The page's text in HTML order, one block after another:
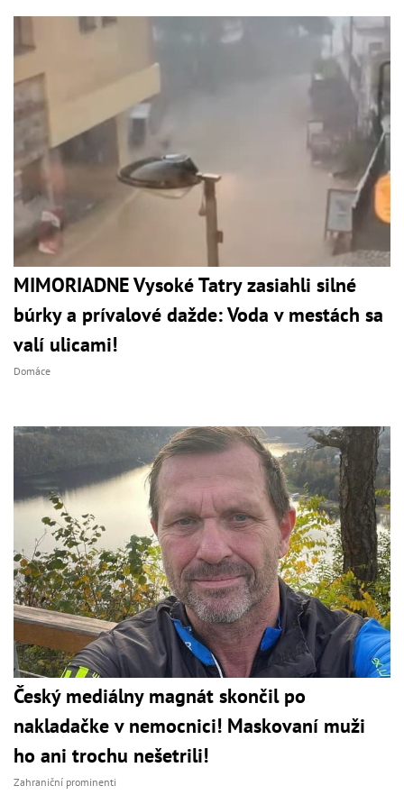
MIMORIADNE Vysoké Tatry zasiahli silné
búrky a prívalové dažde: Voda v mestách sa
valí ulicami!
Domáce
Český mediálny magnát skončil po
nakladačke v nemocnici! Maskovaní muži
ho ani trochu nešetrili!
Zahraniční prominenti